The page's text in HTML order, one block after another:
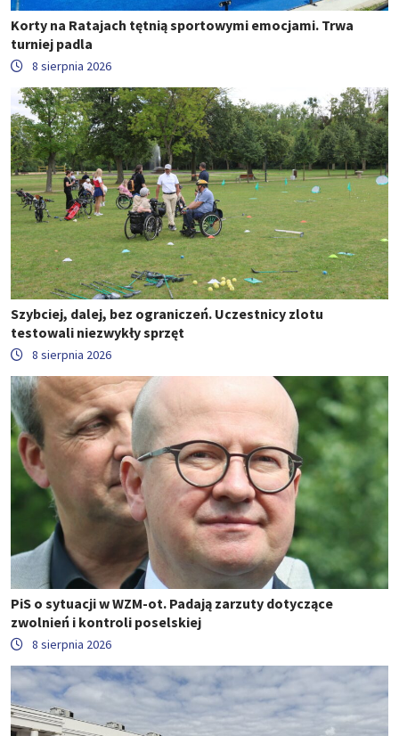
Korty na Ratajach tętnią sportowymi emocjami. Trwa
turniej padla
8 sierpnia 2026
Szybciej, dalej, bez ograniczeń. Uczestnicy zlotu
testowali niezwykły sprzęt
8 sierpnia 2026
PiS o sytuacji w WZM-ot. Padają zarzuty dotyczące
zwolnień i kontroli poselskiej
8 sierpnia 2026